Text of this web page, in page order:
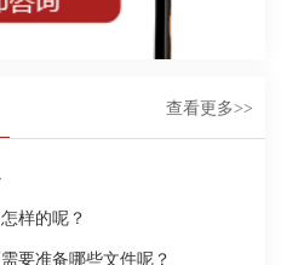
查看更多>>
样的呢？
要准备哪些文件呢？